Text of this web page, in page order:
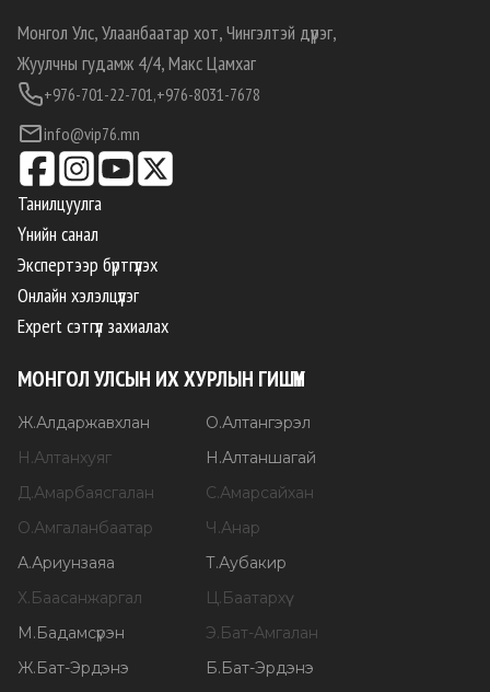
Монгол Улс, Улаанбаатар хот, Чингэлтэй дүүрэг,
Жуулчны гудамж 4/4, Макс Цамхаг
+976-701-22-701,+976-8031-7678
info@vip76.mn
Танилцуулга
Үнийн санал
Экспертээр бүртгүүлэх
Онлайн хэлэлцүүлэг
Expert сэтгүүл захиалах
МОНГОЛ УЛСЫН ИХ ХУРЛЫН ГИШҮҮН
Ж.Алдаржавхлан О.Алтангэрэл
Н .Алтанхуяг Н .Алтаншагай
Д.Амарбаясгалан С.Амарсайхан
О.Амгаланбаатар Ч .Анар
А.Ариунзаяа Т.Аубакир
Х. Баасанжаргал Ц. Баатархүү
М . Бадамсүрэн Э. Бат-Амгалан
Ж. Бат-Эрдэнэ Б. Бат-Эрдэнэ